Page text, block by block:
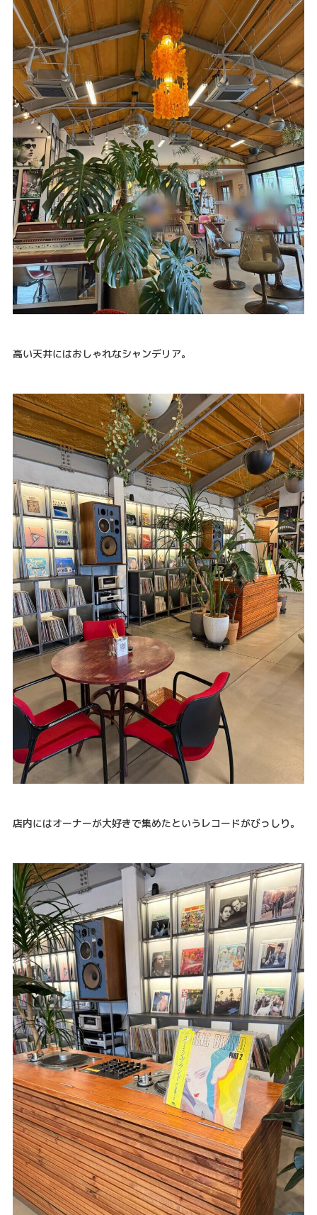
高い天井にはおしゃれなシャンデリア。
店内にはオーナーが大好きで集めたというレコードがびっしり。